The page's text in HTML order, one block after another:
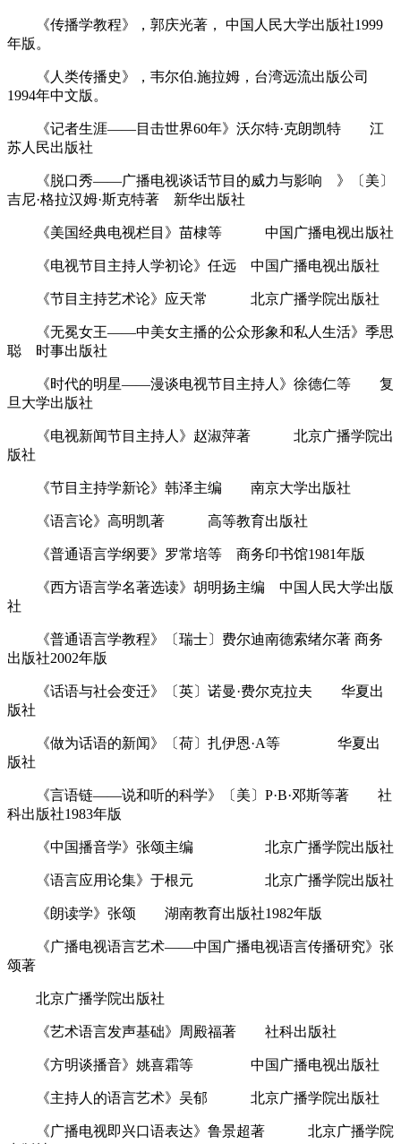
《传播学教程》，郭庆光著， 中国人民大学出版社1999
年版。
《人类传播史》，韦尔伯.施拉姆，台湾远流出版公司
1994年中文版。
《记者生涯――目击世界60年》沃尔特·克朗凯特 江
苏人民出版社
《脱口秀――广播电视谈话节目的威力与影响 》〔美〕
吉尼·格拉汉姆·斯克特著 新华出版社
《美国经典电视栏目》苗棣等 中国广播电视出版社
《电视节目主持人学初论》任远 中国广播电视出版社
《节目主持艺术论》应天常 北京广播学院出版社
《无冕女王――中美女主播的公众形象和私人生活》季思
聪 时事出版社
《时代的明星――漫谈电视节目主持人》徐德仁等 复
旦大学出版社
《电视新闻节目主持人》赵淑萍著 北京广播学院出
版社
《节目主持学新论》韩泽主编 南京大学出版社
《语言论》高明凯著 高等教育出版社
《普通语言学纲要》罗常培等 商务印书馆1981年版
《西方语言学名著选读》胡明扬主编 中国人民大学出版
社
《普通语言学教程》〔瑞士〕费尔迪南德索绪尔著 商务
出版社2002年版
《话语与社会变迁》〔英〕诺曼·费尔克拉夫 华夏出
版社
《做为话语的新闻》〔荷〕扎伊恩·A等 华夏出
版社
《言语链――说和听的科学》〔美〕P·B·邓斯等著 社
科出版社1983年版
《中国播音学》张颂主编 北京广播学院出版社
《语言应用论集》于根元 北京广播学院出版社
《朗读学》张颂 湖南教育出版社1982年版
《广播电视语言艺术――中国广播电视语言传播研究》张
颂著
北京广播学院出版社
《艺术语言发声基础》周殿福著 社科出版社
《方明谈播音》姚喜霜等 中国广播电视出版社
《主持人的语言艺术》吴郁 北京广播学院出版社
《广播电视即兴口语表达》鲁景超著 北京广播学院